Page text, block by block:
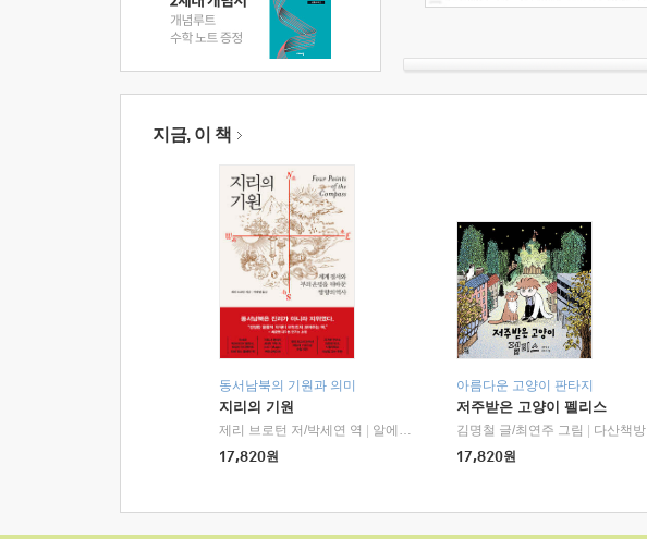
지금, 이 책
동서남북의 기원과 의미
지리의 기원
제리 브로턴 저/박세연 역
알에이치코리아(RHK)
17,820원
아름다운 고양이 판타지
저주받은 고양이 펠리스
김명철 글/최연주 그림
다산책방
17,820원